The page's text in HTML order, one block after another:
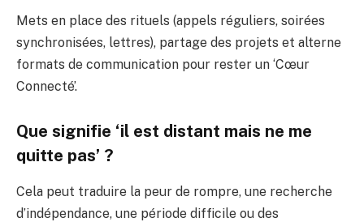
Mets en place des rituels (appels réguliers, soirées
synchronisées, lettres), partage des projets et alterne
formats de communication pour rester un ‘Cœur
Connecté’.
Que signifie ‘il est distant mais ne me
quitte pas’ ?
Cela peut traduire la peur de rompre, une recherche
d’indépendance, une période difficile ou des